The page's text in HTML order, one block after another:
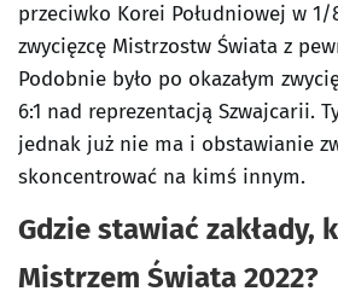
przeciwko Korei Południowej w
zwycięzcę Mistrzostw Świata z
Podobnie było po okazałym
6:1 nad reprezentacją Szwajcarii.
jednak już nie ma i obstawianie
skoncentrować na kimś innym.
Gdzie stawiać zakłady,
Mistrzem Świata 2022?